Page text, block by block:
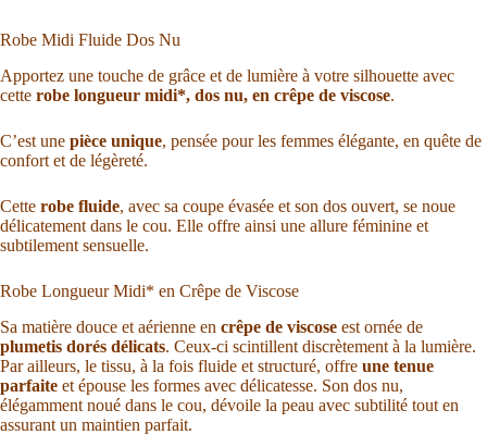
Robe Midi Fluide Dos Nu
Apportez une touche de grâce et de lumière à votre silhouette avec
cette robe longueur midi*, dos nu, en crêpe de viscose.
C’est une pièce unique, pensée pour les femmes élégante, en quête de
confort et de légèreté.
Cette robe fluide, avec sa coupe évasée et son dos ouvert, se noue
délicatement dans le cou. Elle offre ainsi une allure féminine et
subtilement sensuelle.
Robe Longueur Midi* en Crêpe de Viscose
Sa matière douce et aérienne en crêpe de viscose est ornée de
plumetis dorés délicats. Ceux-ci scintillent discrètement à la lumière.
Par ailleurs, le tissu, à la fois fluide et structuré, offre une tenue
parfaite et épouse les formes avec délicatesse. Son dos nu,
élégamment noué dans le cou, dévoile la peau avec subtilité tout en
assurant un maintien parfait.